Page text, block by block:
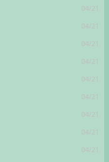
04/21
04/21
04/21
04/21
04/21
04/21
04/21
04/21
04/21